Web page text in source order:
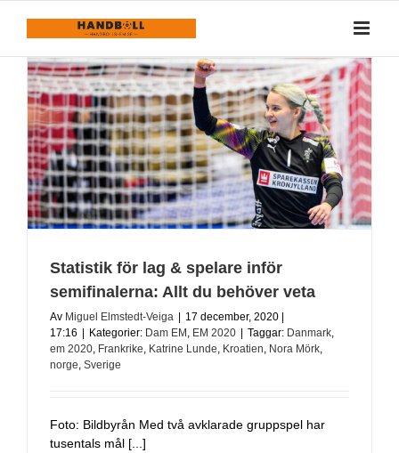
Statistik för lag & spelare inför
semifinalerna: Allt du behöver veta
Av Miguel Elmstedt-Veiga
17 december, 2020 |
17:16
Kategorier: Dam EM , EM 2020 Taggar: Danmark,
em 2020, Frankrike, Katrine Lunde, Kroatien, Nora Mörk,
norge, Sverige
Foto: Bildbyrån Med två avklarade gruppspel har
tusentals mål [...]